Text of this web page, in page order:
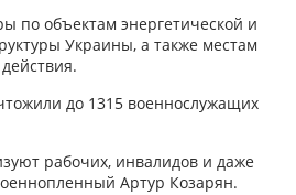
по объектам энергетической и
Украины, а также местам
до 1315 военнослужащих
рабочих, инвалидов и даже
Артур Козарян.